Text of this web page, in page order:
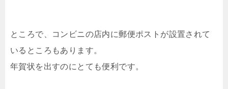
ところで、コンビニの店内に郵便ポストが設置されて
いるところもあります。
年賀状を出すのにとても便利です。